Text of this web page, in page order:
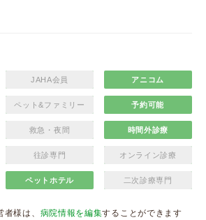
JAHA会員 アニコム
ペット&ファミリー 予約可能
救急・夜間 時間外診療
往診専門 オンライン診療
ペットホテル 二次診療専門
様は、 病院情報を編集することができます